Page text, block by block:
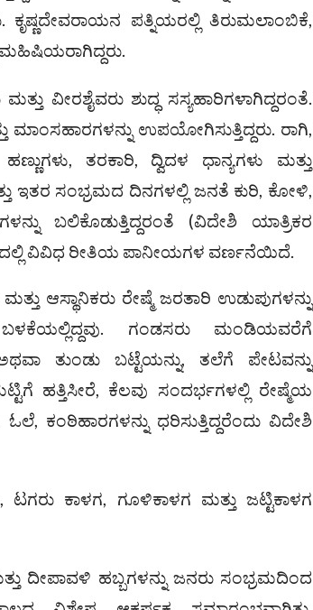
ಕೃಷ್ಣದೇವರಾಯನ ಪತ್ನಿಯರಲ್ಲಿ ತಿರುಮಲಾಂಬಿಕೆ,
ಮತ್ತು ವೀರಶೈವರು ಶುದ್ಧ ಸಸ್ಯಹಾರಿಗಳಾಗಿದ್ದರಂತೆ.
ಉಪಯೋಗಿಸುತ್ತಿದ್ದರು. ರಾಗಿ,
ತರಕಾರಿ, ದ್ವಿದಳ ಧಾನ್ಯಗಳು ಮತ್ತು
ಇತರ ಸಂಭ್ರಮದ ದಿನಗಳಲ್ಲಿ ಜನತೆ ಕುರಿ, ಕೋಳಿ,
ಬಲಿಕೊಡುತ್ತಿದ್ದರಂತೆ (ವಿದೇಶಿ ಯಾತ್ರಿಕರ
ವಿವಿಧ ರೀತಿಯ ಪಾನೀಯಗಳ ವರ್ಣನೆಯಿದೆ.
ಆಸ್ಥಾನಿಕರು ರೇಷ್ಮೆ ಜರತಾರಿ ಉಡುಪುಗಳನ್ನು
ಬಳಕೆಯಲ್ಲಿದ್ದವು. ಗಂಡಸರು ಮಂಡಿಯವರೆಗೆ
ತುಂಡು ಬಟ್ಟೆಯನ್ನು, ತಲೆಗೆ ಪೇಟವನ್ನು
ಹತ್ತಿಸೀರೆ, ಕೆಲವು ಸಂದರ್ಭಗಳಲ್ಲಿ ರೇಷ್ಮೆಯ
ಕಂಠಿಹಾರಗಳನ್ನು ಧರಿಸುತ್ತಿದ್ದರೆಂದು ವಿದೇಶಿ
ಟಗರು ಕಾಳಗ, ಗೂಳಿಕಾಳಗ ಮತ್ತು ಜಟ್ಟಿಕಾಳಗ
ದೀಪಾವಳಿ ಹಬ್ಬಗಳನ್ನು ಜನರು ಸಂಭ್ರಮದಿಂದ